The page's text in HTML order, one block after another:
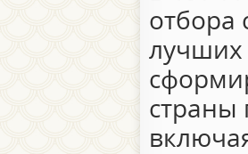
отбора
лучших
страны